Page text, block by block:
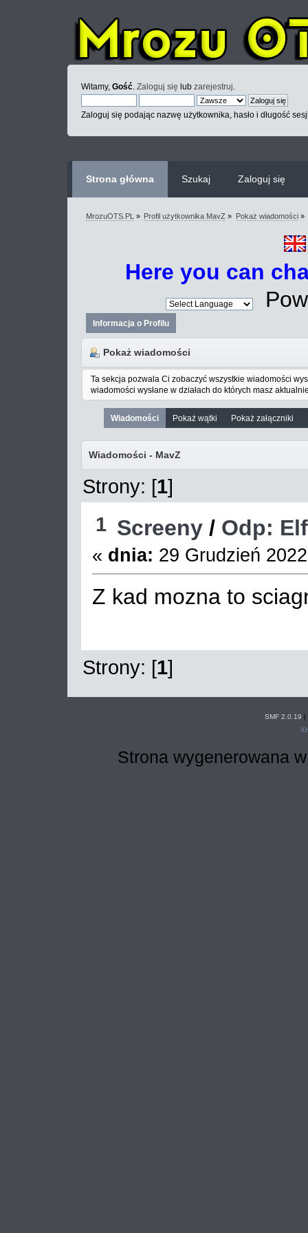
Witamy, Gość Zaloguj się lub zarejestruj
Zaloguj się podając nazwę użytkownika, hasło i długość
Strona główna Szukaj Zaloguj się
MrozuOTS.PL » Profil użytkownika MavZ » Pokaż wiadomości»
Here you can
Informacja o Profilu
Pokaż wiadomości
Ta sekcja pozwala Ci zobaczyć wszystkie wiadomości
wiadomości wysłane w działach do których masz
Wiadomości Pokaż wątki Pokaż załączniki
Wiadomości - MavZ
Strony: [1]
1 Screeny/ Odp:
« dnia: 29 Grudzień
Z kad mozna to
Strony: [1]
SMF 2.0.19 |
Strona wygenerowana